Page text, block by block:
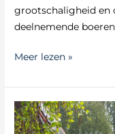
grootschaligheid en
deelnemende
Meer lezen »
77e
Wilnisse